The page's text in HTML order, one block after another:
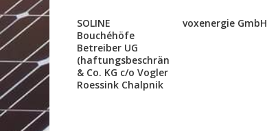
SOLINE
Bouchéhöfe
Betreiber UG
(haftungsbeschränkt)
& Co. KG c/o Vogler
Roessink Chalpnik
voxenergie GmbH